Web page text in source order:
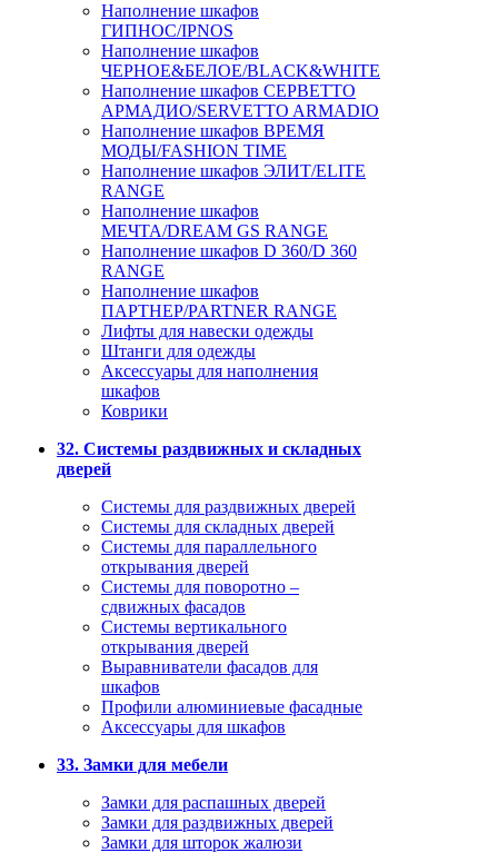
Наполнение шкафов
ГИПНОС/IPNOS
Наполнение шкафов
ЧЕРНОЕ&БЕЛОЕ/BLACK&WHITE
Наполнение шкафов СЕРВЕТТО
АРМАДИО/SERVETTO ARMADIO
Наполнение шкафов ВРЕМЯ
МОДЫ/FASHION TIME
Наполнение шкафов ЭЛИТ/ELITE
RANGE
Наполнение шкафов
МЕЧТА/DREAM GS RANGE
Наполнение шкафов D 360/D 360
RANGE
Наполнение шкафов
ПАРТНЕР/PARTNER RANGE
Лифты для навески одежды
Штанги для одежды
Аксессуары для наполнения
шкафов
Коврики
32. Системы раздвижных и складных
дверей
Системы для раздвижных дверей
Системы для складных дверей
Системы для параллельного
открывания дверей
Системы для поворотно –
сдвижных фасадов
Системы вертикального
открывания дверей
Выравниватели фасадов для
шкафов
Профили алюминиевые фасадные
Аксессуары для шкафов
33. Замки для мебели
Замки для распашных дверей
Замки для раздвижных дверей
Замки для шторок жалюзи